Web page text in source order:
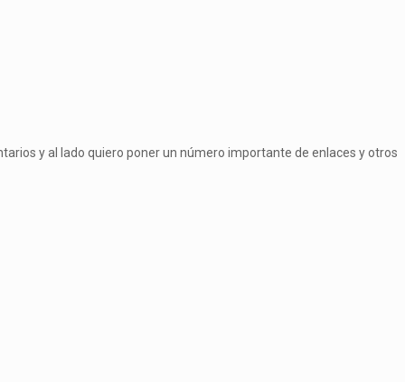
y al lado quiero poner un número importante de enlaces y otros